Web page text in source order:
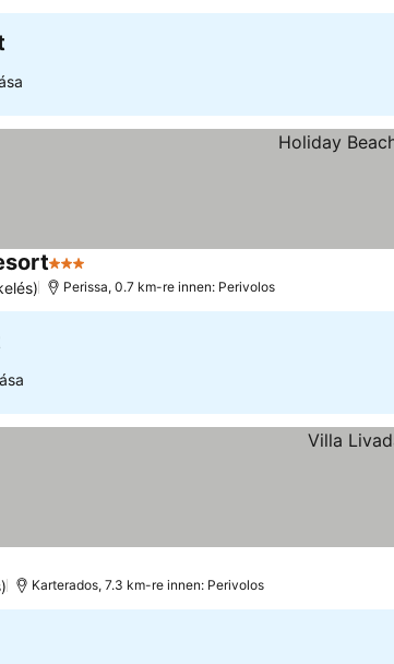
3 Kategória
Perissa, 0.7 km-re innen: Perivolos
Karterados, 7.3 km-re innen: Perivolos